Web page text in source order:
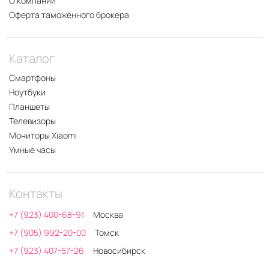
Оферта таможенного брокера
Каталог
Смартфоны
Ноутбуки
Планшеты
Телевизоры
Мониторы Xiaomi
Умные часы
Контакты
+7 (923) 400-68-91
Москва
+7 (905) 992-20-00
Томск
+7 (923) 407-57-26
Новосибирск